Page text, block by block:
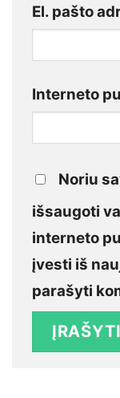
El. pašto
Interneto
Noriu
išsaugoti
interneto
įvesti iš
parašyti